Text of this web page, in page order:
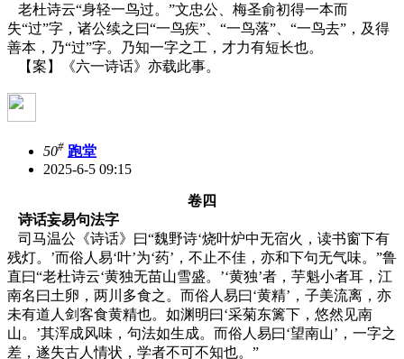
老杜诗云“身轻一鸟过。”文忠公、梅圣俞初得一本而
失“过”字，诸公续之曰“一鸟疾”、“一鸟落”、“一鸟去”，及得
善本，乃“过”字。乃知一字之工，才力有短长也。
【案】《六一诗话》亦载此事。
50# 跑堂
2025-6-5 09:15
卷四
诗话妄易句法字
司马温公《诗话》曰“魏野诗‘烧叶炉中无宿火，读书窗下有
残灯。’而俗人易‘叶’为‘药’，不止不佳，亦和下句无气味。”鲁
直曰“老杜诗云‘黄独无苗山雪盛。’‘黄独’者，芋魁小者耳，江
南名曰土卵，两川多食之。而俗人易曰‘黄精’，子美流离，亦
未有道人剑客食黄精也。如渊明曰‘采菊东篱下，悠然见南
山。’其浑成风味，句法如生成。而俗人易曰‘望南山’，一字之
差，遂失古人情状，学者不可不知也。”